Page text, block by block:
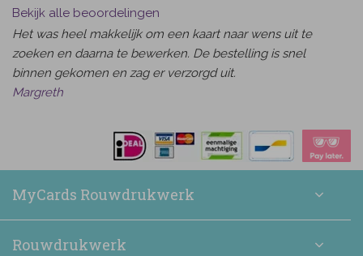
Bekijk alle beoordelingen
Het was heel makkelijk om een kaart naar wens uit te
zoeken en daarna te bewerken. De bestelling is snel
binnen gekomen en zag er verzorgd uit.
Margreth
MyCards Rouwdrukwerk
Rouwdrukwerk